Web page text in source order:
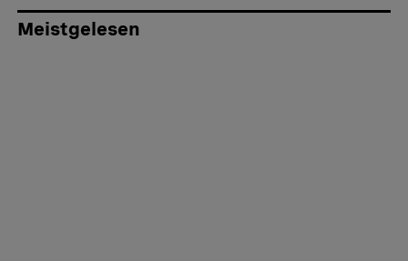
Meistgelesen